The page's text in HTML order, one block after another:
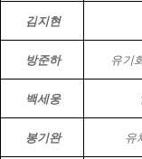
김지현
방준하 유기
백세웅
봉기완 유